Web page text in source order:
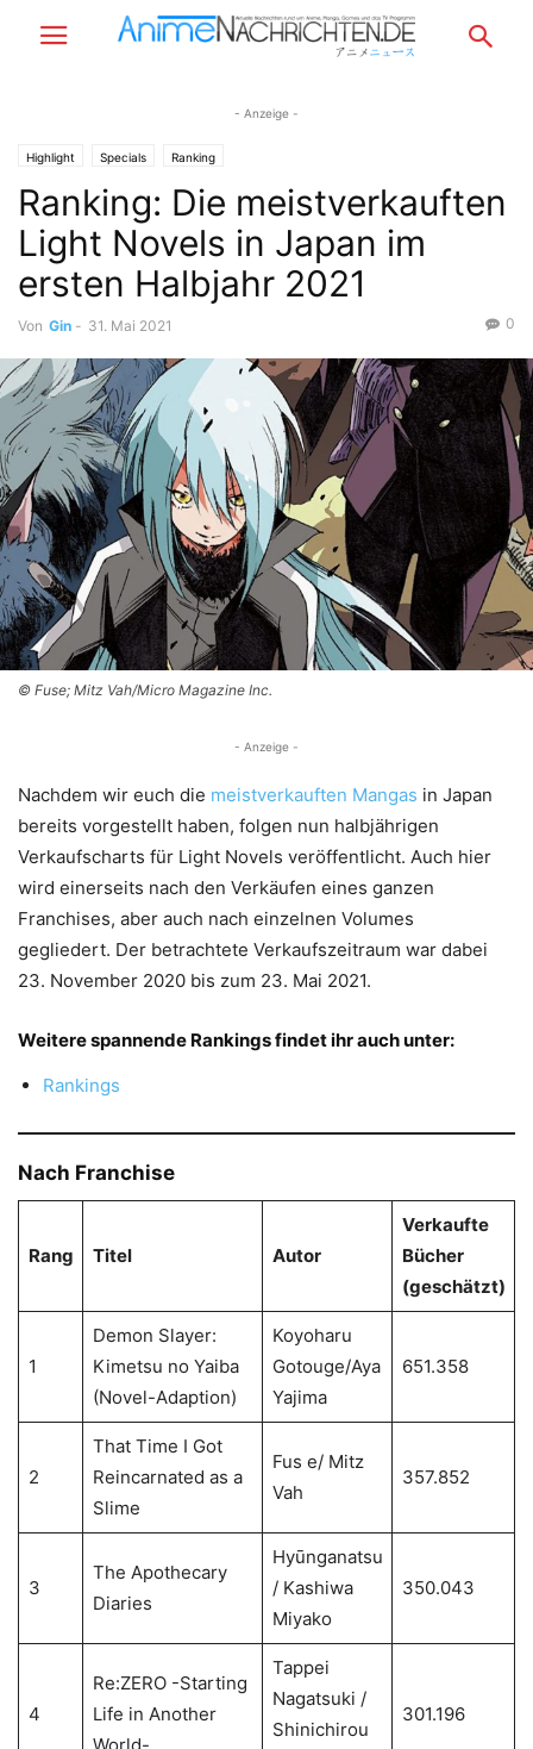
- Anzeige -
Highlight Specials Ranking
Ranking: Die meistverkauften
Light Novels in Japan im
ersten Halbjahr 2021
Von Gin - 31. Mai 2021 0
© Fuse; Mitz Vah/Micro Magazine Inc.
- Anzeige -
Nachdem wir euch die meistverkauften Mangas in Japan
bereits vorgestellt haben, folgen nun halbjährigen
Verkaufscharts für Light Novels veröffentlicht. Auch hier
wird einerseits nach den Verkäufen eines ganzen
Franchises, aber auch nach einzelnen Volumes
gegliedert. Der betrachtete Verkaufszeitraum war dabei
23. November 2020 bis zum 23. Mai 2021.
Weitere spannende Rankings findet ihr auch unter:
Rankings
Nach Franchise
Rang Titel Autor
Verkaufte
Bücher
(geschätzt)
1
Demon Slayer:
Kimetsu no Yaiba
(Novel-Adaption)
Koyoharu
Gotouge/Aya
Yajima
651.358
2
That Time I Got
Reincarnated as a
Slime
Fus e/ Mitz
Vah
357.852
3
The Apothecary
Diaries
Hyūnganatsu
/ Kashiwa
Miyako
350.043
4
Re:ZERO -Starting
Life in Another
Tappei
Nagatsuki /
Shinichirou
301.196